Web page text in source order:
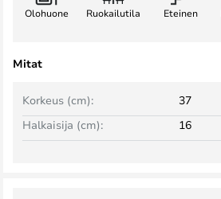
Olohuone Ruokailutila Eteinen
Mitat
Korkeus (cm):
37
Halkaisija (cm):
16